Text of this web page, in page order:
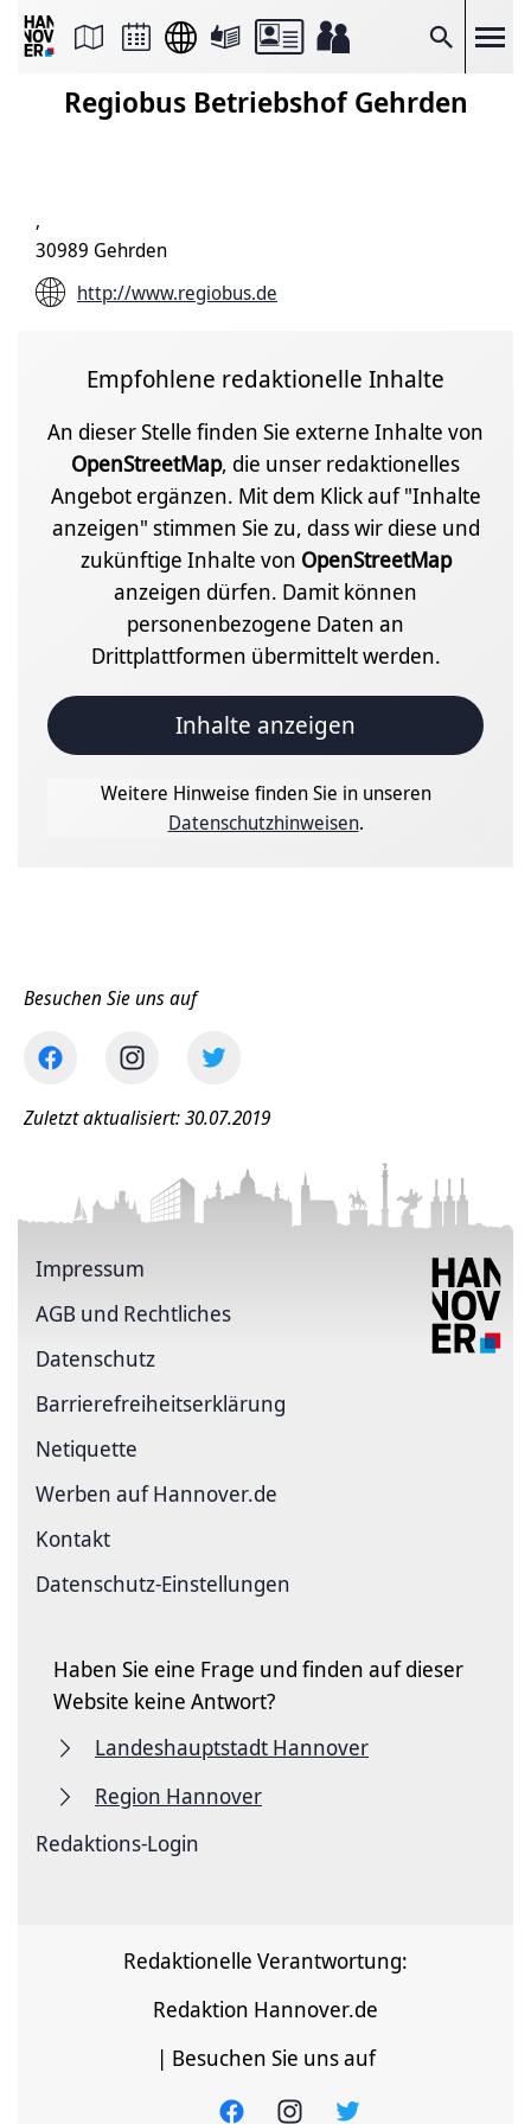
Suche
Seite
Seite
Drucken
Regiobus Betriebshof Gehrden
,
30989 Gehrden
http://www.regiobus.de
Empfohlene redaktionelle Inhalte
An dieser Stelle finden Sie externe Inhalte von
OpenStreetMap, die unser redaktionelles
Angebot ergänzen. Mit dem Klick auf "Inhalte
anzeigen" stimmen Sie zu, dass wir diese und
zukünftige Inhalte von OpenStreetMap
anzeigen dürfen. Damit können
personenbezogene Daten an
Drittplattformen übermittelt werden.
Inhalte anzeigen
Weitere Hinweise finden Sie in unseren
Datenschutzhinweisen.
Besuchen Sie uns auf
Zuletzt aktualisiert: 30.07.2019
Impressum
AGB und Rechtliches
Datenschutz
Barriere­freiheits­erklärung
Netiquette
Werben auf Hannover.de
Kontakt
Datenschutz-Einstellungen
Haben Sie eine Frage und finden auf dieser
Website keine Antwort?
Landeshauptstadt Hannover
Region Hannover
Redaktions-Login
Redaktionelle Verantwortung:
Redaktion Hannover.de
| Besuchen Sie uns auf